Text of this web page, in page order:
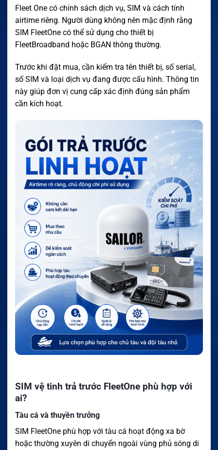
Fleet One có chính sách dịch vụ, SIM và cách tính
airtime riêng. Người dùng không nên mặc định rằng
SIM FleetOne có thể sử dụng cho thiết bị
FleetBroadband hoặc BGAN thông thường.
Trước khi đặt mua, cần kiểm tra tên thiết bị, số serial,
số SIM và loại dịch vụ đang được cấu hình. Thông tin
này giúp đơn vị cung cấp xác định đúng sản phẩm
cần kích hoạt.
SIM vệ tinh trả trước FleetOne phù hợp với
ai?
Tàu cá và thuyền trưởng
SIM FleetOne phù hợp với tàu cá hoạt động xa bờ
hoặc thường xuyên di chuyển ngoài vùng phủ sóng di